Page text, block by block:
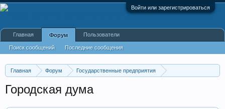
Войти или зарегистрироваться
Главная Форум
Государственные предприятия
Городская дума
Главная Форум
Поиск сообщений Последние сообщения
Пользователи